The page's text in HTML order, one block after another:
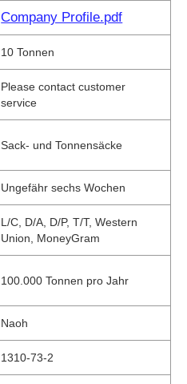
Company Profile.pdf
10 Tonnen
Please contact customer
service
Sack- und Tonnensäcke
Ungefähr sechs Wochen
L/C, D/A, D/P, T/T, Western
Union, MoneyGram
100.000 Tonnen pro Jahr
Naoh
1310-73-2